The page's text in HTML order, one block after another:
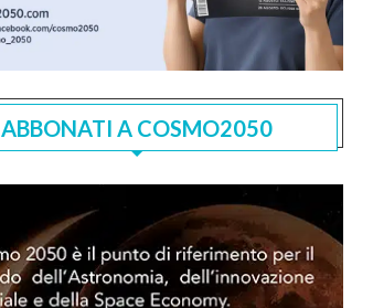
ABBONATI A COSMO2050